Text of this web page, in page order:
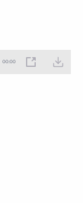
00:00